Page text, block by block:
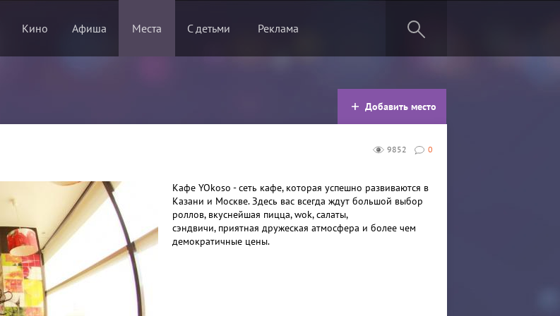
Кино Афиша Места С детьми Реклама
Добавить место
0
9852
Кафе YOkoso - сеть кафе, которая успешно развиваются в
Казани и Москве. Здесь вас всегда ждут большой выбор
роллов, вкуснейшая пицца, wok, салаты,
сэндвичи, приятная дружеская атмосфера и более чем
демократичные цены.